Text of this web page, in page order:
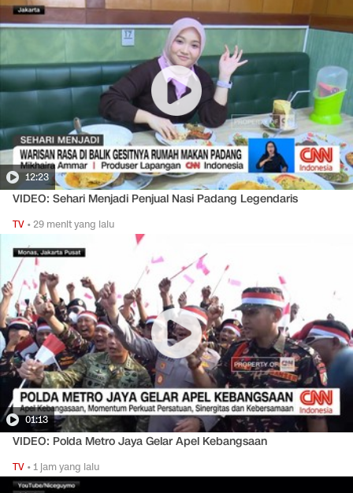
12:23
VIDEO: Sehari Menjadi Penjual Nasi Padang Legendaris
TV •29 menit yang lalu
01:13
VIDEO: Polda Metro Jaya Gelar Apel Kebangsaan
TV •1 jam yang lalu